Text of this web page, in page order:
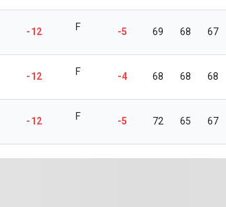
-12 F -5 69 68 67
-12 F -4 68 68 68
-12 F -5 72 65 67